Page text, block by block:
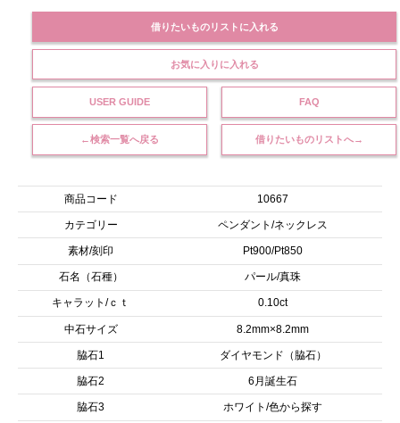
借りたいものリストに入れる
お気に入りに入れる
USER GUIDE FAQ
←検索一覧へ戻る 借りたいものリストへ→
商品コード 10667
カテゴリー ペンダント/ネックレス
素材/刻印 Pt900/Pt850
石名（石種） パール/真珠
キャラット/ｃｔ 0.10ct
中石サイズ 8.2mm×8.2mm
脇石1 ダイヤモンド（脇石）
脇石2 6月誕生石
脇石3 ホワイト/色から探す